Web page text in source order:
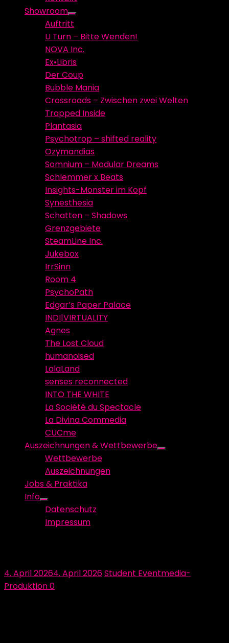
Showroom
Show
sub
menu
Auftritt
U Turn – Bitte Wenden!
NOVA Inc.
Ex•Libris
Der Coup
Bubble Mania
Crossroads – Zwischen zwei Welten
Trapped Inside
Plantasia
Psychotrop – shifted reality
Ozymandias
Somnium – Modular Dreams
Schlemmer x Beats
Insights-Monster im Kopf
Synesthesia
Schatten – Shadows
Grenzgebiete
SteamLine Inc.
Jukebox
IrrSinn
Room 4
PsychoPath
Edgar’s Paper Palace
INDI|VIRTUALITY
Agnes
The Lost Cloud
humanoised
LalaLand
senses reconnected
INTO THE WHITE
La Société du Spectacle
La Divina Commedia
CUCme
Auszeichnungen & Wettbewerbe
Show
Wettbewerbe
Auszeichnungen
Jobs & Praktika
Info
Show
sub
menu
Datenschutz
Impressum
Posted
on
4. April 20264. April 2026Author
Student Eventmedia-
Produktion0